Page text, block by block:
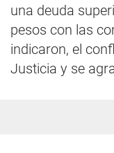
una deuda
pesos con las
indicaron, el
Justicia y se